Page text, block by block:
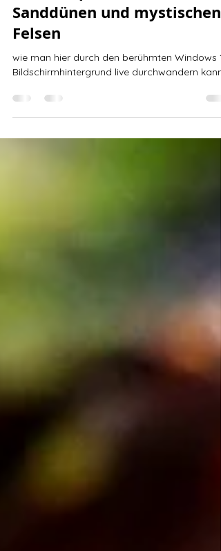
Neuseeland: Von Motueka
zum Abel Tasman
Nationalpark - von
Sanddünen und mystischen
Felsen
Bildschirmhintergrund live durchwandern kann